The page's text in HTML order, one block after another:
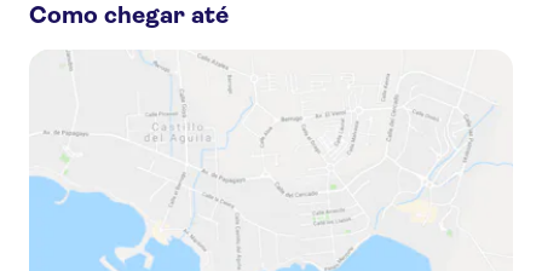
Museu Moco Barcelona: Ingressos com Banksy e mais
Visita guiada ao Museu Picasso e Moco
Bilhetes sem fila para o Museu Moco e visita guiada
Barcelona Card para 3 dias, 4 dias ou 5 dias
Como chegar até